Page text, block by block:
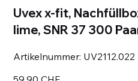
Uvex x-fit,
lime, SNR 37 300
Artikelnummer: Artikelnummer:
UV2112.022
UV2112.022